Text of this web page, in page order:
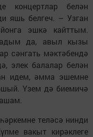
концертлар белән
яшь белгеч. – Узган
эшкә кайттым.
да, авыл кызы
сәнгать мәктәбендә
элек балалар белән
идем, әмма эшемне
Үзем дә биемичә
теләсә нинди
вакыт кирәклеге